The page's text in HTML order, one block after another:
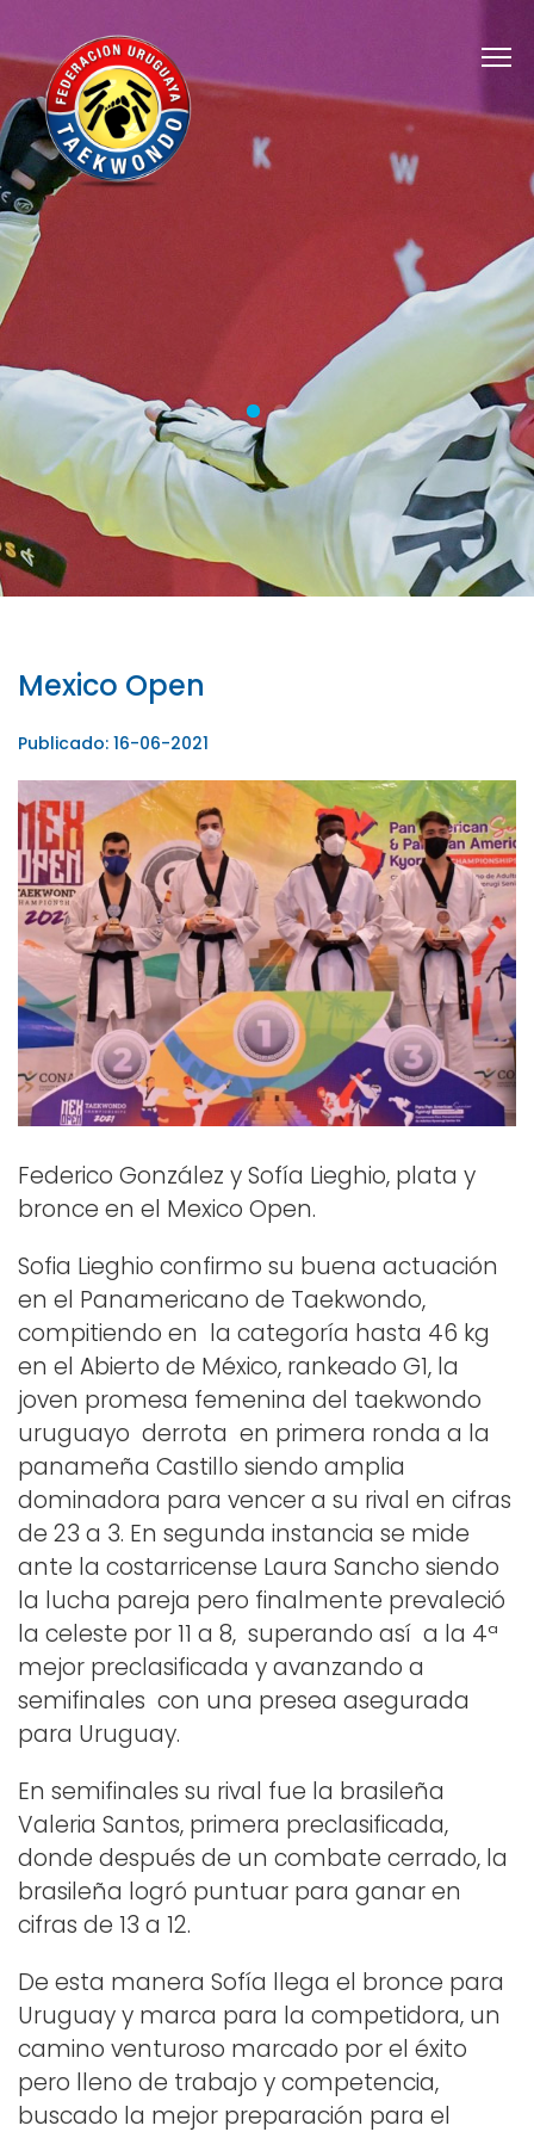
Mexico Open
Publicado: 16-06-2021
Federico González y Sofía Lieghio, plata y
bronce en el Mexico Open.
Sofia Lieghio confirmo su buena actuación
en el Panamericano de Taekwondo,
compitiendo en la categoría hasta 46 kg
en el Abierto de México, rankeado G1, la
joven promesa femenina del taekwondo
uruguayo derrota en primera ronda a la
panameña Castillo siendo amplia
dominadora para vencer a su rival en cifras
de 23 a 3. En segunda instancia se mide
ante la costarricense Laura Sancho siendo
la lucha pareja pero finalmente prevaleció
la celeste por 11 a 8, superando así a la 4ª
mejor preclasificada y avanzando a
semifinales con una presea asegurada
para Uruguay.
En semifinales su rival fue la brasileña
Valeria Santos, primera preclasificada,
donde después de un combate cerrado, la
brasileña logró puntuar para ganar en
cifras de 13 a 12.
De esta manera Sofía llega el bronce para
Uruguay y marca para la competidora, un
camino venturoso marcado por el éxito
pero lleno de trabajo y competencia,
buscado la mejor preparación para el